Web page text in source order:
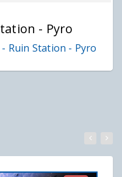
- Pyro
Ruin Station - Pyro